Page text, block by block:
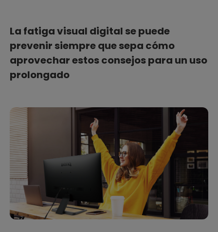
La fatiga visual digital se puede
prevenir siempre que sepa cómo
aprovechar estos consejos para un uso
prolongado